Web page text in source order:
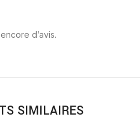
d’avis.
SIMILAIRES